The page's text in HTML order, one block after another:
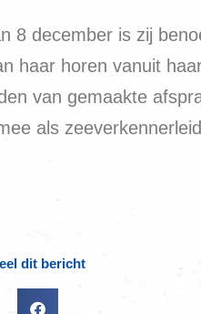
8 december is zij
haar horen vanuit
van gemaakte
als
dit bericht